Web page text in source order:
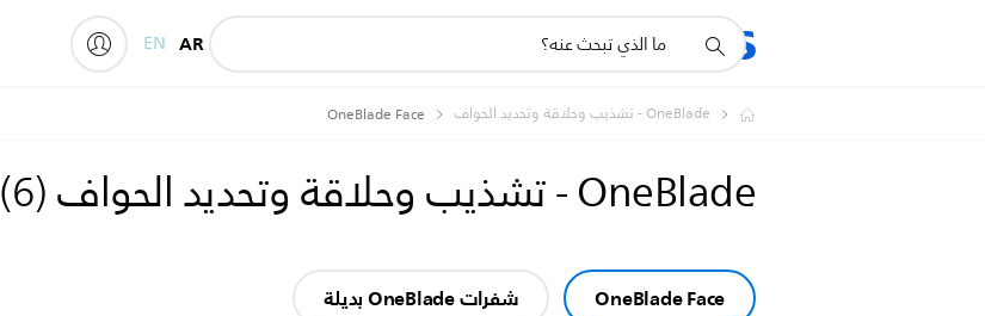
المنتجات
أيقونة
دعم
AR
EN
OneBlade - تشذيب وحلاقة وتحديد الحواف OneBlade Face
OneBlade - تشذيب وحلاقة وتحديد الحواف (
6
)
OneBlade Face شفرات OneBlade بديلة